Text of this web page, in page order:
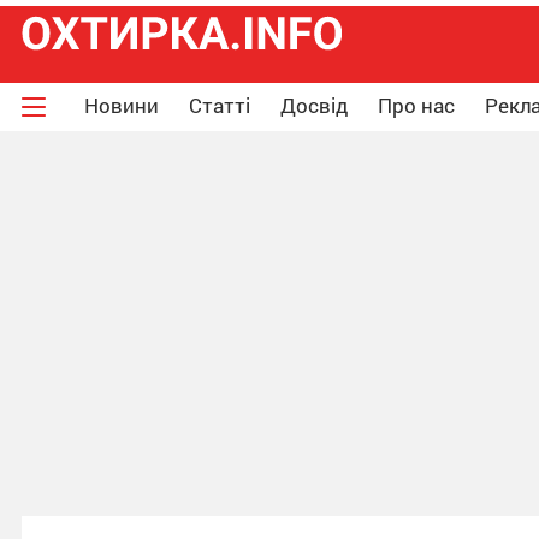
Новини Статті Досвід Про нас